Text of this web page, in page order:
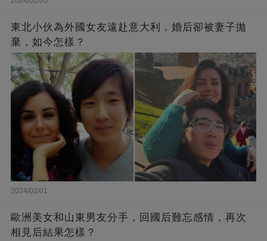
東北小伙為外國女友遠赴意大利，婚后卻被妻子拋
棄，如今怎樣？
2024/02/01
歐洲美女和山東男友分手，回國后難忘感情，再次
相見后結果怎樣？